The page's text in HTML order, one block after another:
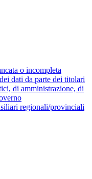
o incompleta
dati da parte dei titolari
di amministrazione, di
regionali/provinciali